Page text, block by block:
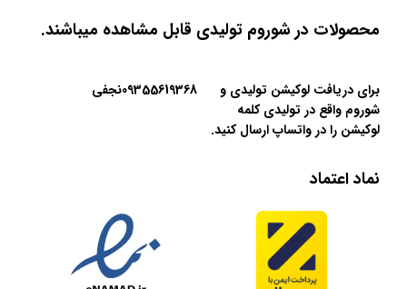
محصولات در شوروم تولیدی قابل مشاهده میباشند.
برای دریافت لوکیشن تولیدی و
شوروم واقع در تولیدی کلمه
لوکیشن را در واتساپ ارسال کنید.
09355619368نجفی
نماد اعتماد